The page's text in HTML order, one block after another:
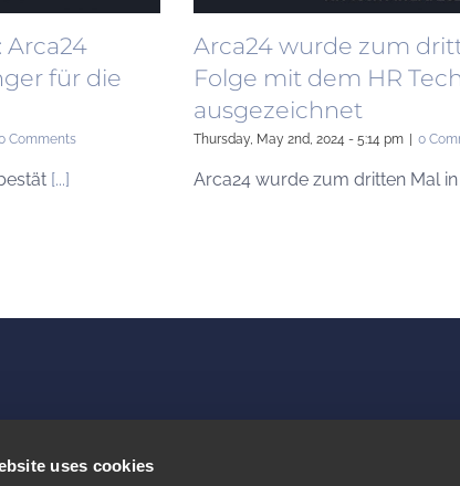
uses cookies
Arca24
für die
Comments
[...]
Arca24 wurde zum
Folge mit dem HR
ausgezeichnet
Thursday, May 2nd, 2024 - 5:14 pm 0
Arca24 wurde zum dritten Mal in